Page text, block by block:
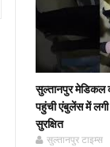
सुल्तानपुर
पहुंची एंबुलेंस में
सुरक्षित
सुल्तानपुर टाइम्स